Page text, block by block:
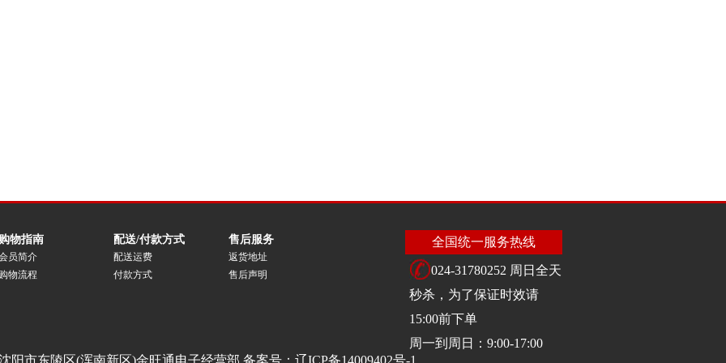
物指南
员简介
物流程
配送/付款方式
配送运费
付款方式
售后服务
返货地址
售后声明
全国统一服务热线
024-31780252 周日全天
秒杀，为了保证时效请
15:00前下单
周一到周日：9:00-17:00
阳市东陵区(浑南新区)金旺通电子经营部 备案号： 辽ICP备14009402号-1